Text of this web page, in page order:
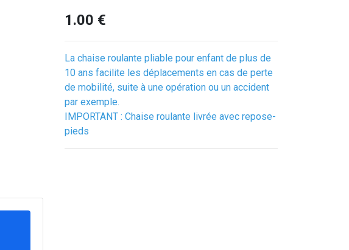
1.00 €
La chaise roulante pliable pour enfant de plus de
10 ans facilite les déplacements en cas de perte
de mobilité, suite à une opération ou un accident
par exemple.
IMPORTANT : Chaise roulante livrée avec repose-
pieds